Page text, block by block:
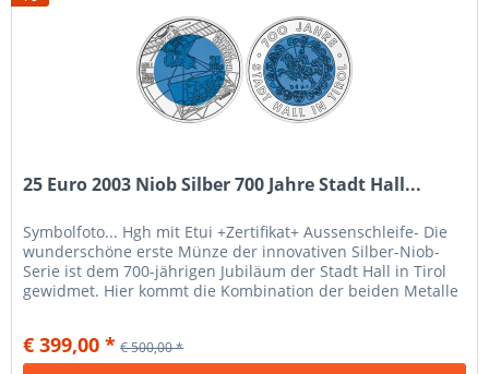
25 Euro 2003 Niob Silber 700 Jahre Stadt Hall...
Symbolfoto... Hgh mit Etui +Zertifikat+ Aussenschleife- Die
wunderschöne erste Münze der innovativen Silber-Niob-
Serie ist dem 700-jährigen Jubiläum der Stadt Hall in Tirol
gewidmet. Hier kommt die Kombination der beiden Metalle
€ 399,00 * € 500,00 *